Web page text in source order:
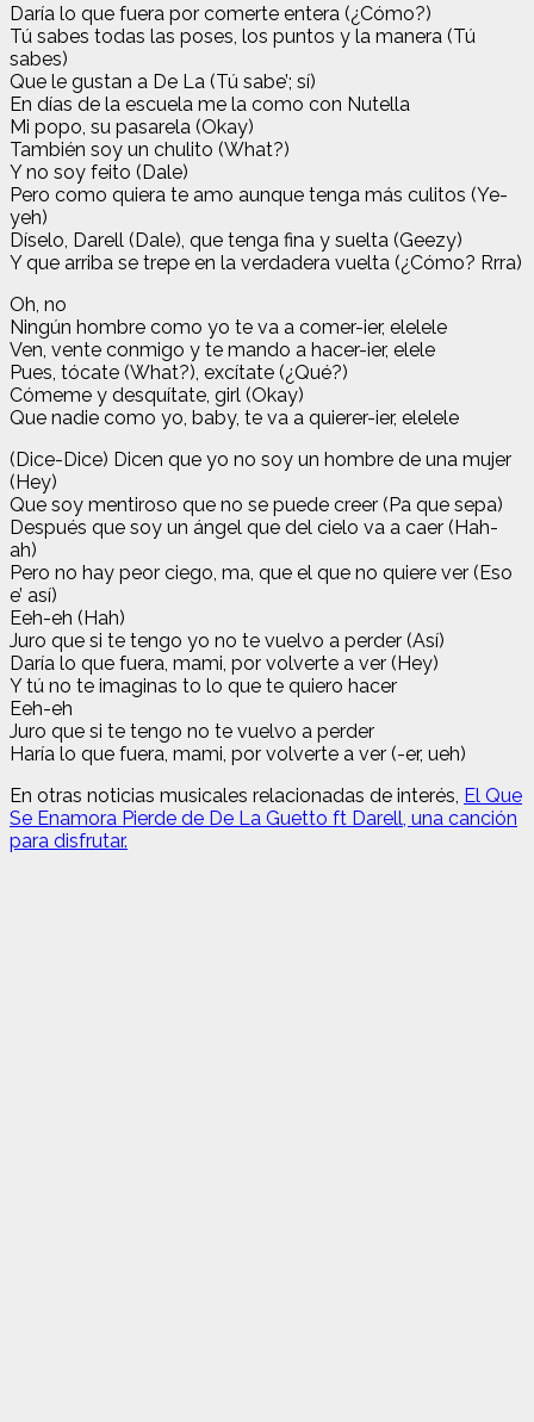
Daría lo que fuera por comerte entera (¿Cómo?)
Tú sabes todas las poses, los puntos y la manera (Tú
sabes)
Que le gustan a De La (Tú sabe’; sí)
En días de la escuela me la como con Nutella
Mi popo, su pasarela (Okay)
También soy un chulito (What?)
Y no soy feito (Dale)
Pero como quiera te amo aunque tenga más culitos (Ye-
yeh)
Díselo, Darell (Dale), que tenga fina y suelta (Geezy)
Y que arriba se trepe en la verdadera vuelta (¿Cómo? Rrra)
Oh, no
Ningún hombre como yo te va a comer-ier, elelele
Ven, vente conmigo y te mando a hacer-ier, elele
Pues, tócate (What?), excítate (¿Qué?)
Cómeme y desquítate, girl (Okay)
Que nadie como yo, baby, te va a quierer-ier, elelele
(Dice-Dice) Dicen que yo no soy un hombre de una mujer
(Hey)
Que soy mentiroso que no se puede creer (Pa que sepa)
Después que soy un ángel que del cielo va a caer (Hah-
ah)
Pero no hay peor ciego, ma, que el que no quiere ver (Eso
e’ así)
Eeh-eh (Hah)
Juro que si te tengo yo no te vuelvo a perder (Así)
Daría lo que fuera, mami, por volverte a ver (Hey)
Y tú no te imaginas to lo que te quiero hacer
Eeh-eh
Juro que si te tengo no te vuelvo a perder
Haría lo que fuera, mami, por volverte a ver (-er, ueh)
En otras noticias musicales relacionadas de interés, El Que
Se Enamora Pierde de De La Guetto ft Darell, una canción
para disfrutar.